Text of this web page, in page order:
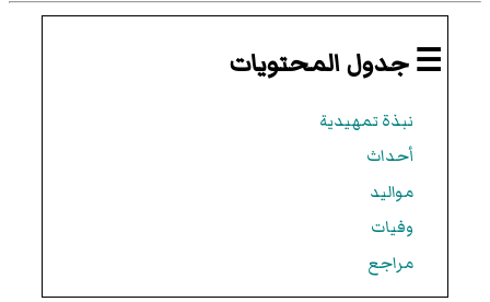
☰ جدول المحتويات
نبذة تمهيدية
أحداث
مواليد
وفيات
مراجع